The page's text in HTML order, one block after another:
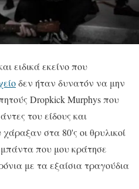
ειδικά εκείνο που
δεν ήταν δυνατόν να μην
Dropkick Murphys που
του είδους και
στα 80'ς οι θρυλικοί
που μου κράτησε
με τα εξαίσια τραγούδια